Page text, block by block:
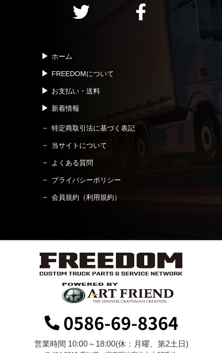
ホーム
FREEDOMについて
お支払い・送料
新着情報
特定商取引法に基づく表記
当サイトについて
よくある質問
プライバシーポリシー
会員規約（利用規約）
営業時間 10:00～18:00(休：月曜、第2土日)